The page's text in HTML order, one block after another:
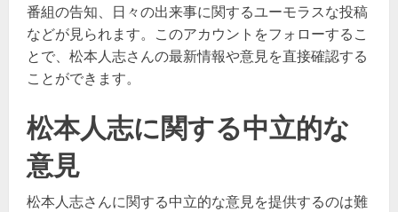
番組の告知、日々の出来事に関するユーモラスな投稿
などが見られます。このアカウントをフォローするこ
とで、松本人志さんの最新情報や意見を直接確認する
ことができます​​。
松本人志に関する中立的な
意見
松本人志さんに関する中立的な意見を提供するのは難